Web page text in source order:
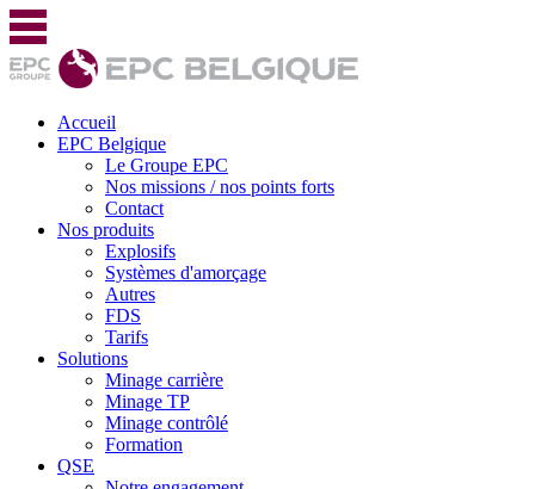
Accueil
EPC Belgique
Le Groupe EPC
Nos missions / nos points forts
Contact
Nos produits
Explosifs
Systèmes d'amorçage
Autres
FDS
Tarifs
Solutions
Minage carrière
Minage TP
Minage contrôlé
Formation
QSE